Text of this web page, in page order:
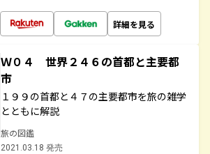
詳細を見る
Ｗ０４ 世界２４６の首都と主要都
市
１９９の首都と４７の主要都市を旅の雑学
とともに解説
旅の図鑑
2021.03.18 発売